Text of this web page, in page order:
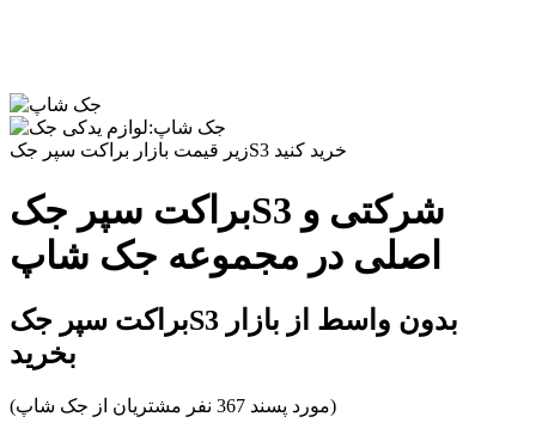
زیر قیمت بازار براکت سپر جکS3 خرید کنید
براکت سپر جکS3 شرکتی و
اصلی در مجموعه جک شاپ
براکت سپر جکS3 بدون واسط از بازار
بخرید
(مورد پسند 367 نفر مشتریان از جک شاپ)